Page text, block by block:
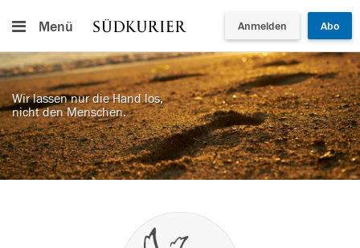
Menü Anmelden Abo
Wir lassen nur die Hand los,
nicht den Menschen.